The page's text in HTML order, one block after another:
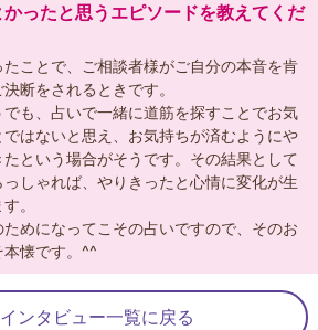
ったと思うエピソードを教えてくだ
ことで、ご相談者様がご自分の本音を肯
断をされるときです。
も、占いで一緒に道筋を探すことでお気
はないと思え、お気持ちが済むようにや
という場合がそうです。その結果として
しゃれば、やりきったと心情に変化が生
。
めになってこその占いですので、そのお
懐です。^^
ンタビュー一覧に戻る